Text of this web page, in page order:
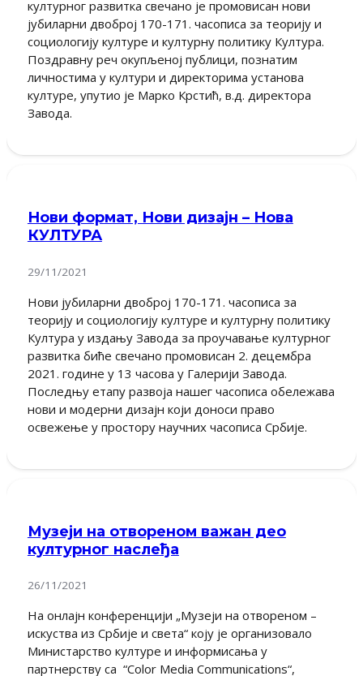
културног развитка свечано је промовисан нови
јубиларни двоброј 170-171. часописа за теорију и
социологију културе и културну политику Култура.
Поздравну реч окупљеној публици, познатим
личностима у култури и директорима установа
културе, упутио је Марко Крстић, в.д. директора
Завода.
Нови формат, Нови дизајн – Нова
КУЛТУРА
29/11/2021
Нови јубиларни двоброј 170-171. часописа за
теорију и социологију културе и културну политику
Култура у издању Завода за проучавање културног
развитка биће свечано промовисан 2. децембра
2021. године у 13 часова у Галерији Завода.
Последњу етапу развоја нашег часописа обележава
нови и модерни дизајн који доноси право
освежење у простору научних часописа Србије.
Музеји на отвореном важан део
културног наслеђа
26/11/2021
На онлајн конференцији „Музеји на отвореном –
искуства из Србије и света“ коју је организовало
Министарство културе и информисања у
партнерству са “Color Media Communications“,